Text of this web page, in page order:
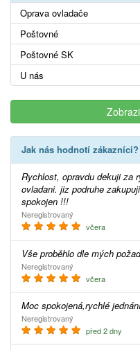
Oprava ovladače
Poštovné
Poštovné SK
U nás
Jak nás hodnotí zákazníci?
Rychlost, opravdu dekuji za rychlost v doruceni dalkoveho
ovladani. jiz podruhe
spokojen !!!
Neregistrovaný
včera
Vše proběhlo dle mých
Neregistrovaný
včera
Moc spokojená,rychlé
Neregistrovaný
před 2 dny